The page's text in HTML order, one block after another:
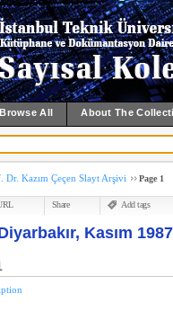
Browse All About The
Dr. Kazım Çeçen Slayt Arşivi Page 1
Share Add tags
Kasım